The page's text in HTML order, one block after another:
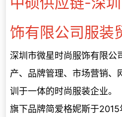
饰有限公司服装
深圳市微星时尚服饰有限公
产、品牌管理、市场营销、
训于一体的时尚服装企业。
旗下品牌简爱格妮斯于